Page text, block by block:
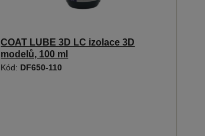
COAT LUBE 3D LC izolace 3D
modelů, 100 ml
Kód: DF650-110